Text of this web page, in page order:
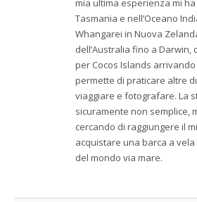
mia ultima esperienza mi
Tasmania e nell’Oceano
Whangarei in Nuova
dell’Australia fino a
per Cocos Islands
permette di praticare altre
viaggiare e fotografare. La
sicuramente non semplice,
cercando di raggiungere il
acquistare una barca a
del mondo via mare.